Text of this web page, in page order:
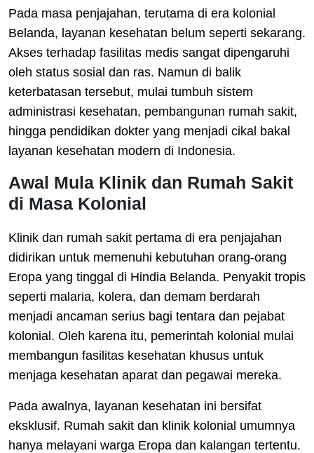
Pada masa penjajahan, terutama di era kolonial
Belanda, layanan kesehatan belum seperti sekarang.
Akses terhadap fasilitas medis sangat dipengaruhi
oleh status sosial dan ras. Namun di balik
keterbatasan tersebut, mulai tumbuh sistem
administrasi kesehatan, pembangunan rumah sakit,
hingga pendidikan dokter yang menjadi cikal bakal
layanan kesehatan modern di Indonesia.
Awal Mula Klinik dan Rumah Sakit
di Masa Kolonial
Klinik dan rumah sakit pertama di era penjajahan
didirikan untuk memenuhi kebutuhan orang-orang
Eropa yang tinggal di Hindia Belanda. Penyakit tropis
seperti malaria, kolera, dan demam berdarah
menjadi ancaman serius bagi tentara dan pejabat
kolonial. Oleh karena itu, pemerintah kolonial mulai
membangun fasilitas kesehatan khusus untuk
menjaga kesehatan aparat dan pegawai mereka.
Pada awalnya, layanan kesehatan ini bersifat
eksklusif. Rumah sakit dan klinik kolonial umumnya
hanya melayani warga Eropa dan kalangan tertentu.